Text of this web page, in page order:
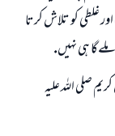
غلطى كو تلاش كرتا
ہى نہيں.
صلى اللہ عليہ